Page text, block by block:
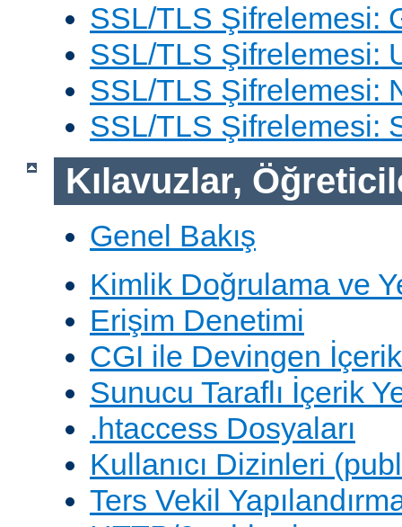
SSL/TLS Şifrelemesi:
SSL/TLS Şifrelemesi:
SSL/TLS Şifrelemesi:
SSL/TLS Şifrelemesi:
Kılavuzlar,
Genel Bakış
Kimlik Doğrulama ve
Erişim Denetimi
CGI ile Devingen İçerik
Sunucu Taraflı İçerik
.htaccess Dosyaları
Kullanıcı Dizinleri
Ters Vekil